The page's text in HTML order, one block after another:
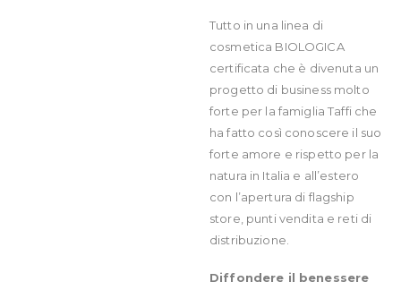
Tutto in una linea di
cosmetica BIOLOGICA
certificata che è divenuta un
progetto di business molto
forte per la famiglia Taffi che
ha fatto così conoscere il suo
forte amore e rispetto per la
natura in Italia e all’estero
con l’apertura di flagship
store, punti vendita e reti di
distribuzione.
Diffondere il benessere